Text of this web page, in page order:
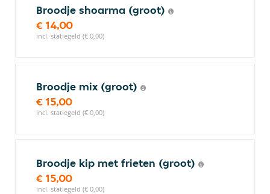
Broodje shoarma (groot)
€ 14,00
incl. statiegeld (€ 0,00)
Broodje mix (groot)
€ 15,00
incl. statiegeld (€ 0,00)
Broodje kip met frieten (groot)
€ 15,00
incl. statiegeld (€ 0,00)